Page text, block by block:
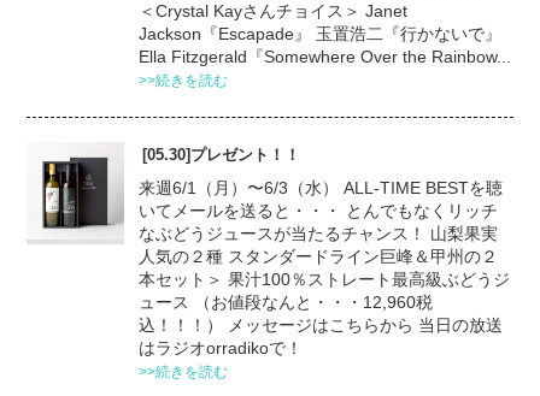
＜Crystal Kayさんチョイス＞ Janet
Jackson『Escapade』 玉置浩二『行かないで』
Ella Fitzgerald『Somewhere Over the Rainbow...
>>続きを読む
[05.30]プレゼント！！
来週6/1（月）〜6/3（水） ALL-TIME BESTを聴
いてメールを送ると・・・ とんでもなくリッチ
なぶどうジュースが当たるチャンス！ 山梨果実
人気の２種 スタンダードライン巨峰＆甲州の２
本セット＞ 果汁100％ストレート最高級ぶどうジ
ュース （お値段なんと・・・12,960税
込！！！） メッセージはこちらから 当日の放送
はラジオorradikoで！
>>続きを読む